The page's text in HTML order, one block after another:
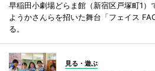
早稲田小劇場どらま館（新宿区戸塚町1）
ようかさんらを招いた舞台「フェイス
る。
見る・遊ぶ